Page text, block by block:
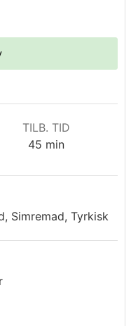
TILB. TID
45minutter
min
Simremad, Tyrkisk